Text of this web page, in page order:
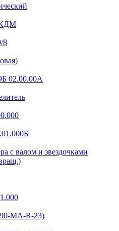
8
02.00.00А
с валом и звездочками
MA-R-23)